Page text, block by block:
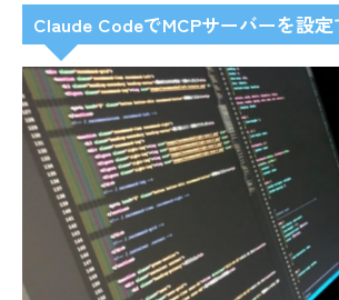
Claude CodeでMCPサーバーを設